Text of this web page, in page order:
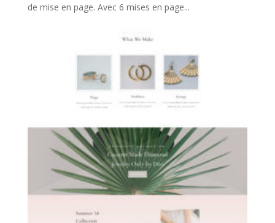
de mise en page. Avec 6 mises en page...